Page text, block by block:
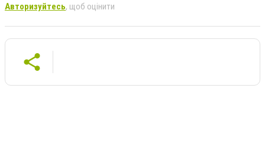
Авторизуйтесь, щоб оцінити